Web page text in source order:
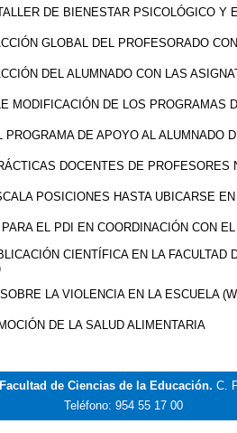
DE BIENESTAR PSICOLÓGICO Y
GLOBAL DEL PROFESORADO
DEL ALUMNADO CON LAS
MODIFICACIÓN DE LOS PROGRAMAS
PROGRAMA DE APOYO AL ALUMNADO
DOCENTES DE PROFESORES
POSICIONES HASTA UBICARSE
EL PDI EN COORDINACIÓN CON
CIENTÍFICA EN LA FACULTAD
LA VIOLENCIA EN LA ESCUELA
DE LA SALUD ALIMENTARIA
de Ciencias de la Educación. C.
Teléfono: 954 55 17 00